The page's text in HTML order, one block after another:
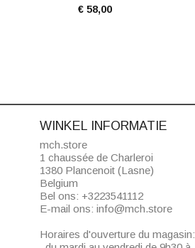
€ 58,00
WINKEL INFORMATIE
mch.store
1 chaussée de Charleroi
1380 Plancenoit (Lasne)
Belgium
Bel ons: +3223541112
E-mail ons: info@mch.store
Horaires d'ouverture du magasin: